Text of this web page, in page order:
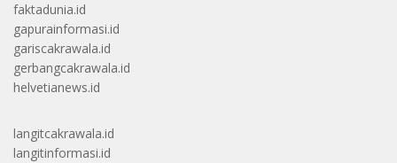
faktadunia.id
gapurainformasi.id
gariscakrawala.id
gerbangcakrawala.id
helvetianews.id
langitcakrawala.id
langitinformasi.id